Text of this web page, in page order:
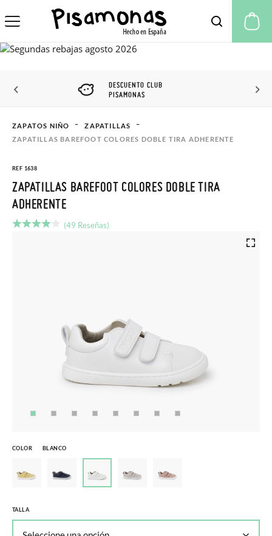
DESCUENTO CLUB
PISAMONAS
ZAPATOS NIÑO
ZAPATILLAS
ZAPATILLAS BAREFOOT COLORES DOBLE TIRA ADHERENTE
REF 1638
ZAPATILLAS BAREFOOT COLORES DOBLE TIRA
ADHERENTE
(49 Reseñas)
COLOR BLANCO
TALLA